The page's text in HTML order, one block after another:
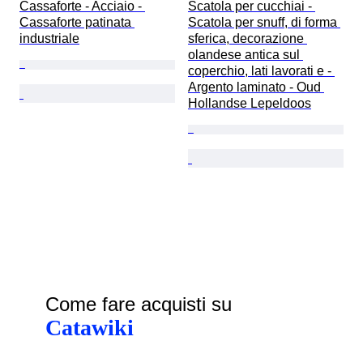
Cassaforte - Acciaio -
Cassaforte patinata
industriale
Scatola per cucchiai -
Scatola per snuff, di forma
sferica, decorazione
olandese antica sul
coperchio, lati lavorati e -
Argento laminato - Oud
Hollandse Lepeldoos
Come fare acquisti su
Catawiki